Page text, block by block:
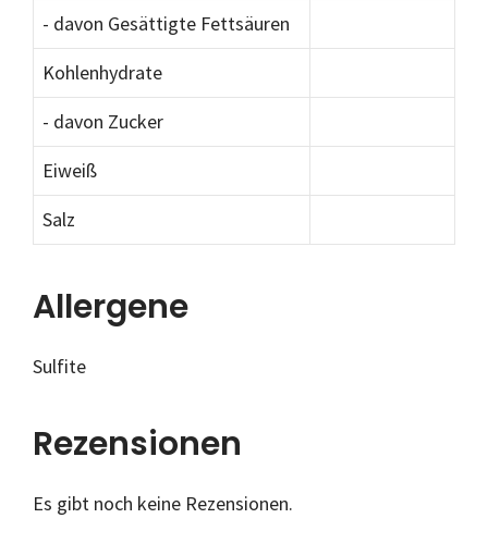
- davon Gesättigte Fettsäuren
Kohlenhydrate
- davon Zucker
Eiweiß
Salz
Allergene
Sulfite
Rezensionen
Es gibt noch keine Rezensionen.